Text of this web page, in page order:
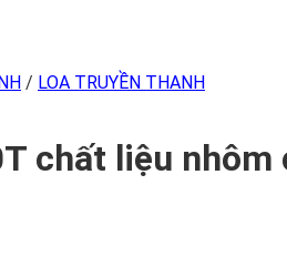
/ LOA TRUYỀN THANH
chất liệu